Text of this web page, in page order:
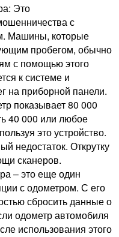
Это
с
Машины, которые
пробегом, обычно
с помощью этого
к системе и
на приборной панели.
показывает 80 000
40 000 или любое
это устройство.
недостаток. Открутку
сканеров.
– это еще один
с одометром. С его
сбросить данные о
одометр автомобиля
использования этого